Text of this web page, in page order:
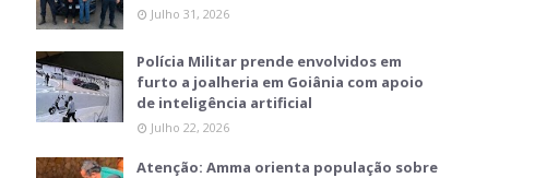
Julho 31, 2026
Polícia Militar prende envolvidos em
furto a joalheria em Goiânia com apoio
de inteligência artificial
Julho 22, 2026
Atenção: Amma orienta população sobre